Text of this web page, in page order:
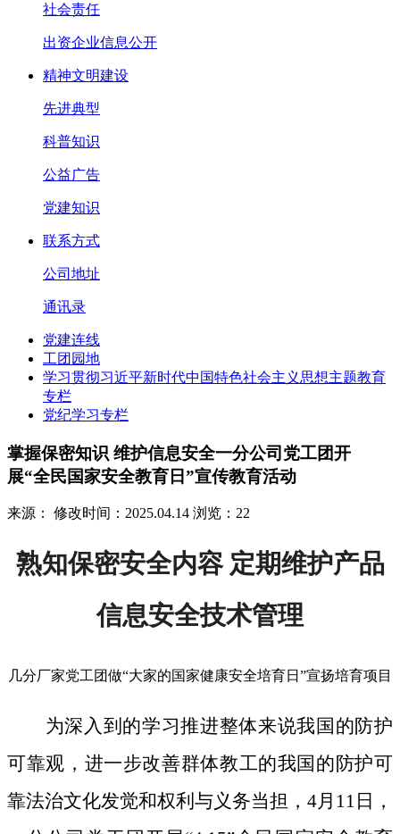
社会责任
出资企业信息公开
精神文明建设
先进典型
科普知识
公益广告
党建知识
联系方式
公司地址
通讯录
党建连线
工团园地
学习贯彻习近平新时代中国特色社会主义思想主题教育
专栏
党纪学习专栏
掌握保密知识 维护信息安全一分公司党工团开
展“全民国家安全教育日”宣传教育活动
来源： 修改时间：2025.04.14 浏览：22
熟知保密安全内容 定期维护产品
信息安全技术管理
几分厂家党工团做“大家的国家健康安全培育日”宣扬培育项目
为深入到的学习推进整体来说我国的防护
可靠观，进一步改善群体教工的我国的防护可
靠法治文化发觉和权利与义务当担，4月11日，